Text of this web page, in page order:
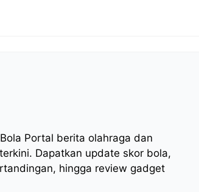
Portal berita olahraga dan
Dapatkan update skor bola,
hingga review gadget